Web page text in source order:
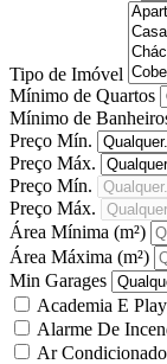
Tipo de Imóvel
Mínimo de Quartos
Mínimo de
Preço Mín.
Preço Máx.
Preço Mín.
Preço Máx.
Área Mínima (m²)
Área Máxima (m²)
Min Garages
Academia E
Alarme De
Ar Condicionado